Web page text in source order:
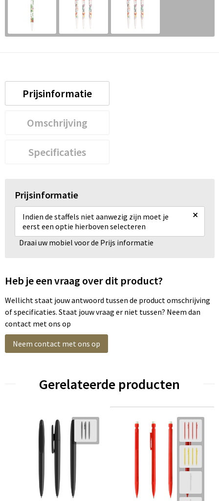
Prijsinformatie
Omschrijving
Specificaties
Prijsinformatie
Indien de staffels niet aanwezig zijn moet je
eerst een optie hierboven selecteren
×
Draai uw mobiel voor de Prijs informatie
Heb je een vraag over dit product?
Wellicht staat jouw antwoord tussen de product omschrijving
of specificaties. Staat jouw vraag er niet tussen? Neem dan
contact met ons op
Neem contact met ons op
Gerelateerde producten